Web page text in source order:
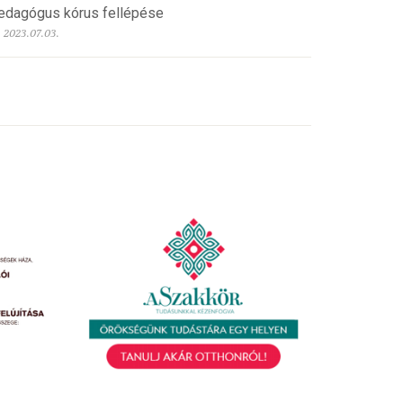
kórus fellépése
2023.07.03.